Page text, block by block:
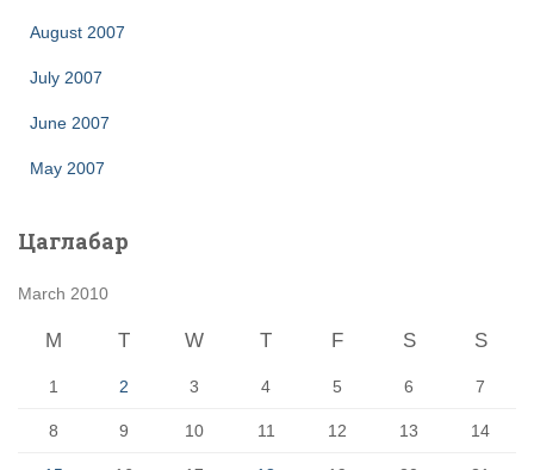
August 2007
July 2007
June 2007
May 2007
Цаглабар
March 2010
M T W T F S S
1 2 3 4 5 6 7
8 9 10 11 12 13 14